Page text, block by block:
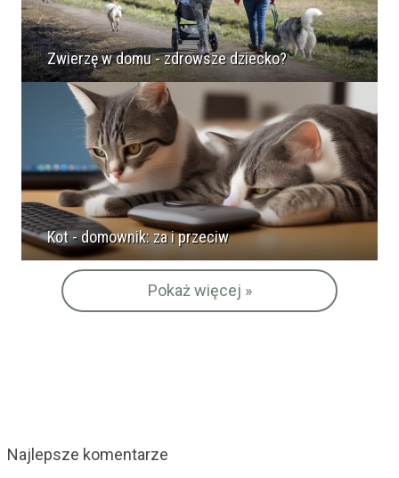
Zwierzę w domu - zdrowsze dziecko?
Kot - domownik: za i przeciw
Pokaż więcej »
Najlepsze komentarze